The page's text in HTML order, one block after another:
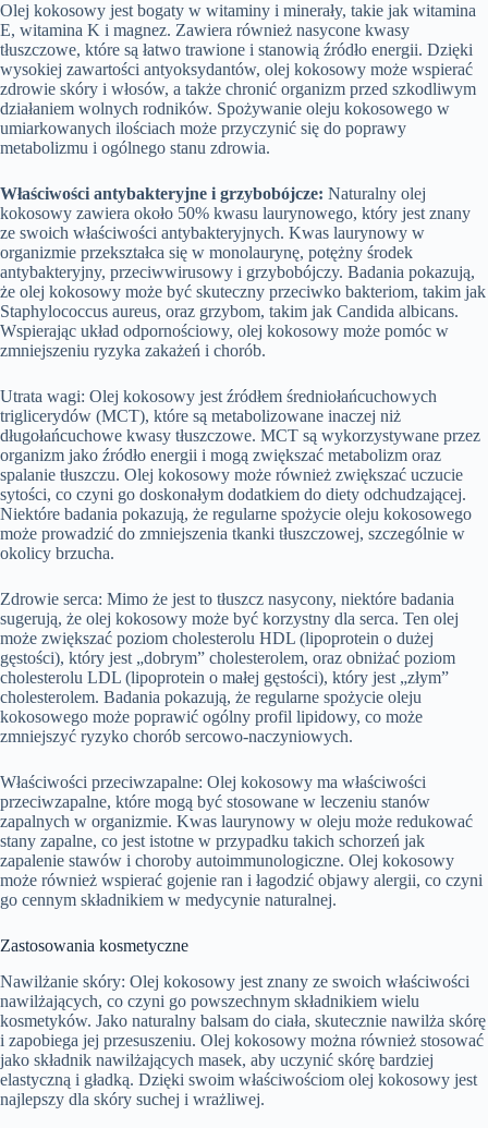
Olej kokosowy jest bogaty w witaminy i minerały, takie jak witamina
E, witamina K i magnez. Zawiera również nasycone kwasy
tłuszczowe, które są łatwo trawione i stanowią źródło energii. Dzięki
wysokiej zawartości antyoksydantów, olej kokosowy może wspierać
zdrowie skóry i włosów, a także chronić organizm przed szkodliwym
działaniem wolnych rodników. Spożywanie oleju kokosowego w
umiarkowanych ilościach może przyczynić się do poprawy
metabolizmu i ogólnego stanu zdrowia.
Właściwości antybakteryjne i grzybobójcze: Naturalny olej
kokosowy zawiera około 50% kwasu laurynowego, który jest znany
ze swoich właściwości antybakteryjnych. Kwas laurynowy w
organizmie przekształca się w monolaurynę, potężny środek
antybakteryjny, przeciwwirusowy i grzybobójczy. Badania pokazują,
że olej kokosowy może być skuteczny przeciwko bakteriom, takim jak
Staphylococcus aureus, oraz grzybom, takim jak Candida albicans.
Wspierając układ odpornościowy, olej kokosowy może pomóc w
zmniejszeniu ryzyka zakażeń i chorób.
Utrata wagi: Olej kokosowy jest źródłem średniołańcuchowych
triglicerydów (MCT), które są metabolizowane inaczej niż
długołańcuchowe kwasy tłuszczowe. MCT są wykorzystywane przez
organizm jako źródło energii i mogą zwiększać metabolizm oraz
spalanie tłuszczu. Olej kokosowy może również zwiększać uczucie
sytości, co czyni go doskonałym dodatkiem do diety odchudzającej.
Niektóre badania pokazują, że regularne spożycie oleju kokosowego
może prowadzić do zmniejszenia tkanki tłuszczowej, szczególnie w
okolicy brzucha.
Zdrowie serca: Mimo że jest to tłuszcz nasycony, niektóre badania
sugerują, że olej kokosowy może być korzystny dla serca. Ten olej
może zwiększać poziom cholesterolu HDL (lipoprotein o dużej
gęstości), który jest „dobrym” cholesterolem, oraz obniżać poziom
cholesterolu LDL (lipoprotein o małej gęstości), który jest „złym”
cholesterolem. Badania pokazują, że regularne spożycie oleju
kokosowego może poprawić ogólny profil lipidowy, co może
zmniejszyć ryzyko chorób sercowo-naczyniowych.
Właściwości przeciwzapalne: Olej kokosowy ma właściwości
przeciwzapalne, które mogą być stosowane w leczeniu stanów
zapalnych w organizmie. Kwas laurynowy w oleju może redukować
stany zapalne, co jest istotne w przypadku takich schorzeń jak
zapalenie stawów i choroby autoimmunologiczne. Olej kokosowy
może również wspierać gojenie ran i łagodzić objawy alergii, co czyni
go cennym składnikiem w medycynie naturalnej.
Zastosowania kosmetyczne
Nawilżanie skóry: Olej kokosowy jest znany ze swoich właściwości
nawilżających, co czyni go powszechnym składnikiem wielu
kosmetyków. Jako naturalny balsam do ciała, skutecznie nawilża skórę
i zapobiega jej przesuszeniu. Olej kokosowy można również stosować
jako składnik nawilżających masek, aby uczynić skórę bardziej
elastyczną i gładką. Dzięki swoim właściwościom olej kokosowy jest
najlepszy dla skóry suchej i wrażliwej.